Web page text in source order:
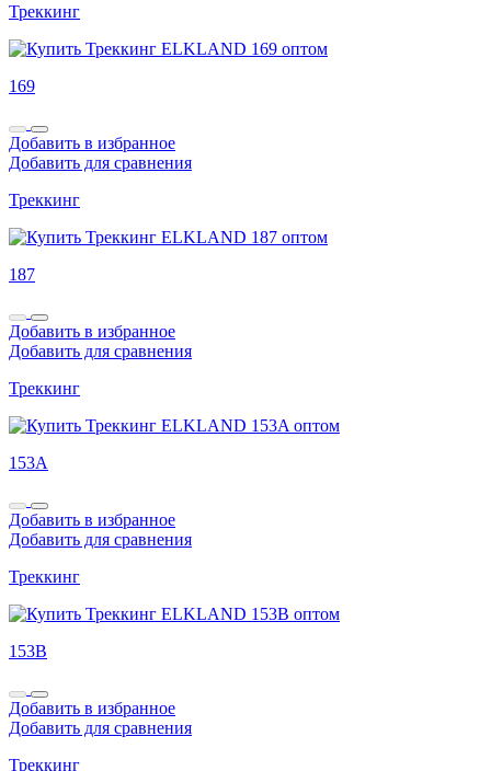
Треккинг
169
Добавить в избранное
Добавить для сравнения
Треккинг
187
Добавить в избранное
Добавить для сравнения
Треккинг
153A
Добавить в избранное
Добавить для сравнения
Треккинг
153B
Добавить в избранное
Добавить для сравнения
Треккинг